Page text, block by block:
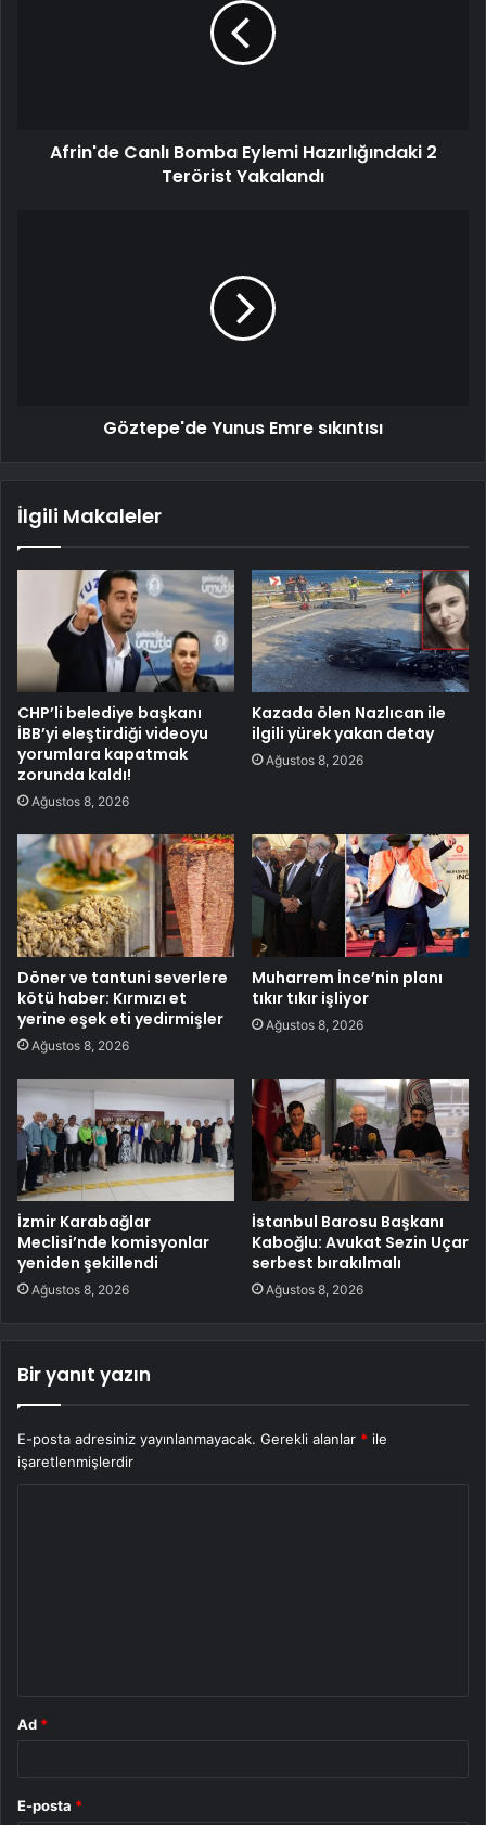
Afrin'de Canlı Bomba Eylemi Hazırlığındaki 2
Terörist Yakalandı
Göztepe'de Yunus Emre sıkıntısı
İlgili Makaleler
CHP’li belediye başkanı
İBB’yi eleştirdiği videoyu
yorumlara kapatmak
zorunda kaldı!
Ağustos 8, 2026
Kazada ölen Nazlıcan ile
ilgili yürek yakan detay
Ağustos 8, 2026
Döner ve tantuni severlere
kötü haber: Kırmızı et
yerine eşek eti yedirmişler
Ağustos 8, 2026
Muharrem İnce’nin planı
tıkır tıkır işliyor
Ağustos 8, 2026
İzmir Karabağlar
Meclisi’nde komisyonlar
yeniden şekillendi
Ağustos 8, 2026
İstanbul Barosu Başkanı
Kaboğlu: Avukat Sezin Uçar
serbest bırakılmalı
Ağustos 8, 2026
Bir yanıt yazın
E-posta adresiniz yayınlanmayacak. Gerekli alanlar * ile
işaretlenmişlerdir
Ad *
E-posta *